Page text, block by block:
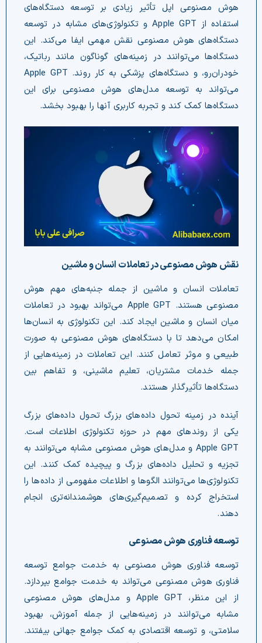
هوش مصنوعی اپل تأثیر زیادی بر توسعه دستگاه‌های
استفاده از Apple GPT و تکنولوژی‌های مشابه در توسعه
دستگاه‌های هوش مصنوعی نقش مهمی ایفا می‌کند. این
دستگاه‌ها می‌توانند در زمینه‌های گوناگون مانند رباتیک،
خودران‌رو، و دستگاه‌های پزشکی به کار روند. Apple GPT
می‌تواند به توسعه مدل‌های هوش مصنوعی برای این
دستگاه‌ها کمک کند و تجربه کاربری آنها را بهبود بخشد.
نقش هوش مصنوعی در تعاملات انسان و ماشین
تعاملات انسان و ماشین از جمله جنبه‌های مهم هوش
مصنوعی هستند. Apple GPT می‌تواند بهبود در تعاملات
میان انسان و ماشین ایجاد کند. این تکنولوژی به انسان‌ها
امکان می‌دهد تا با دستگاه‌های هوش مصنوعی به صورت
طبیعی و موثر تعامل کنند. این تعاملات در زمینه‌هایی از
جمله خدمات مشتریان، تعلیم ماشینی، و تفاهم بین
دستگاه‌ها تأثیرگذار هستند.
آینده در زمینه تحول داده‌های بزرگ تحول داده‌های بزرگ
یکی از روندهای مهم در حوزه تکنولوژی اطلاعات است.
Apple GPT و مدل‌های هوش مصنوعی مشابه می‌توانند به
تجزیه و تحلیل داده‌های بزرگ و پیچیده کمک کنند. این
تکنولوژی‌ها می‌توانند الگوها و اطلاعات مفهومی از داده‌ها را
استخراج کرده و تصمیم‌گیری‌های هوشمندانه‌تری انجام
دهند.
توسعه فناوری هوش مصنوعی
توسعه فناوری هوش مصنوعی به خدمت جوامع توسعه
فناوری هوش مصنوعی می‌تواند به خدمت جوامع بپردازد.
از این منظر، Apple GPT و مدل‌های هوش مصنوعی
مشابه می‌توانند در زمینه‌هایی از جمله آموزش، بهبود
سلامتی، و توسعه اقتصادی به کمک جوامع جهانی بیفتند.